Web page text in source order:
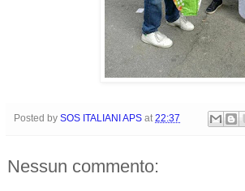
Posted by SOS ITALIANI APS at 22:37
Nessun commento: